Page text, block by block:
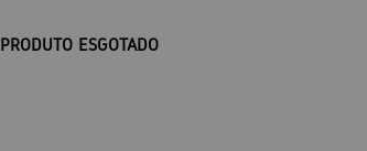
PRODUTO ESGOTADO